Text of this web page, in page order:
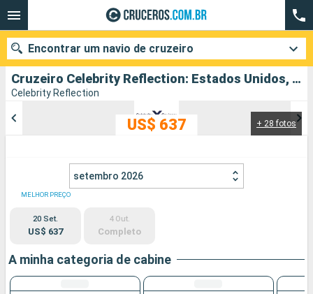
Cruzeiro Celebrity Reflection: Estados Unidos, Islas Caimán, México, Bahamas partindo de Fort Lauderdale
Celebrity Reflection
+ 28 fotos
US$ 637
setembro 2026
MELHOR PREÇO
20 Set.
US$ 637
4 Out.
Completo
A minha categoria de cabine
Encontrar um navio de cruzeiro
Cidades Companhias